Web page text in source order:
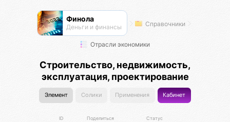
Финола
Деньги и финансы Справочники
Отрасли экономики
Строительство, недвижимость,
эксплуатация, проектирование
Элемент Солики Применения Кабинет
ID Поделиться Статус